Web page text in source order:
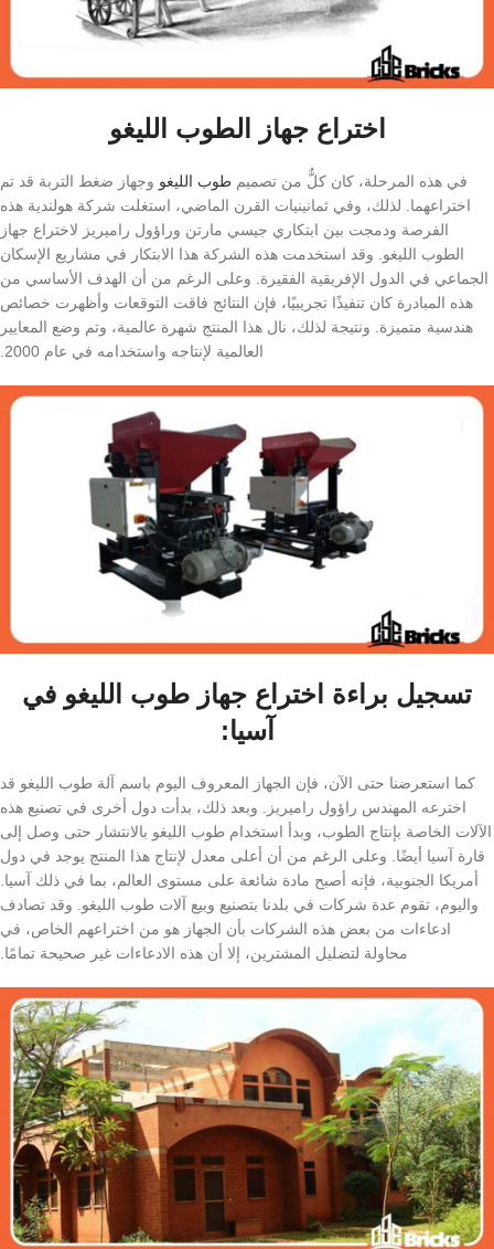
اختراع جهاز الطوب اللیغو
في هذه المرحلة، كان كلٌّ من تصميم طوب الليغو وجهاز ضغط التربة قد تم
اختراعهما. لذلك، وفي ثمانينيات القرن الماضي، استغلت شركة هولندية هذه
الفرصة ودمجت بين ابتكاري جيسي مارتن وراؤول راميريز لاختراع جهاز
الطوب اللیغو. وقد استخدمت هذه الشركة هذا الابتكار في مشاريع الإسكان
الجماعي في الدول الإفريقية الفقيرة. وعلى الرغم من أن الهدف الأساسي من
هذه المبادرة كان تنفيذًا تجريبيًا، فإن النتائج فاقت التوقعات وأظهرت خصائص
هندسية متميزة. ونتيجة لذلك، نال هذا المنتج شهرة عالمية، وتم وضع المعايير
العالمية لإنتاجه واستخدامه في عام 2000.
تسجيل براءة اختراع جهاز طوب الليغو في
آسيا:
كما استعرضنا حتى الآن، فإن الجهاز المعروف اليوم باسم آلة طوب الليغو قد
اخترعه المهندس راؤول راميريز. وبعد ذلك، بدأت دول أخرى في تصنيع هذه
الآلات الخاصة بإنتاج الطوب، وبدأ استخدام طوب الليغو بالانتشار حتى وصل إلى
قارة آسيا أيضًا. وعلى الرغم من أن أعلى معدل لإنتاج هذا المنتج يوجد في دول
أمريكا الجنوبية، فإنه أصبح مادة شائعة على مستوى العالم، بما في ذلك آسيا.
واليوم، تقوم عدة شركات في بلدنا بتصنيع وبيع آلات طوب الليغو. وقد تصادف
ادعاءات من بعض هذه الشركات بأن الجهاز هو من اختراعهم الخاص، في
محاولة لتضليل المشترين، إلا أن هذه الادعاءات غير صحيحة تمامًا.